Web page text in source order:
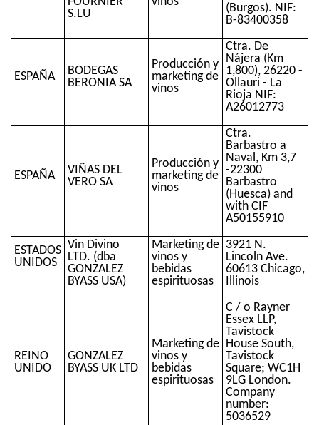
S.LU
(Burgos). NIF:
B-83400358
ESPAÑA
BODEGAS
BERONIA SA
Producción y
marketing de
vinos
Ctra. De
Nájera (Km
1,800), 26220 -
Ollauri - La
Rioja NIF:
A26012773
ESPAÑA
VIÑAS DEL
VERO SA
Producción y
marketing de
vinos
Ctra.
Barbastro a
Naval, Km 3,7
-22300
Barbastro
(Huesca) and
with CIF
A50155910
ESTADOS
UNIDOS
Vin Divino
LTD. (dba
GONZALEZ
BYASS USA)
Marketing de
vinos y
bebidas
espirituosas
3921 N.
Lincoln Ave.
60613 Chicago,
Illinois
REINO
UNIDO
GONZALEZ
BYASS UK LTD
Marketing de
vinos y
bebidas
espirituosas
C / o Rayner
Essex LLP,
Tavistock
House South,
Tavistock
Square; WC1H
9LG London.
Company
number:
5036529